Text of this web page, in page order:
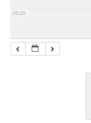
23:00